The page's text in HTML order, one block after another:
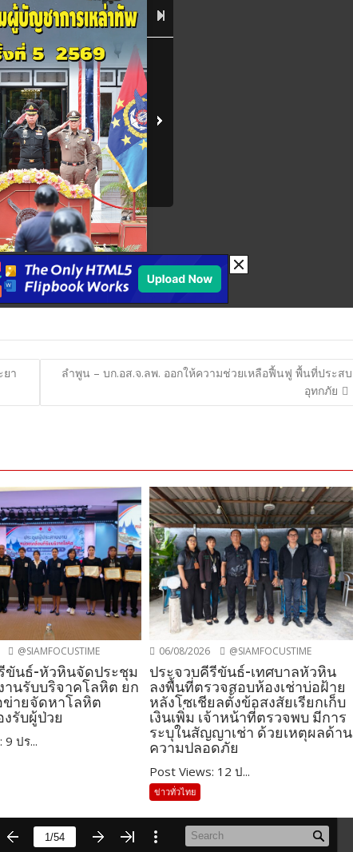
ยา
ลำพูน – บก.อส.จ.ลพ. ออกให้ความช่วยเหลือฟื้นฟู พื้นที่ประสบ
อุทกภัย
@SIAMFOCUSTIME
ขันธ์-หัวหินจัดประชุม
านรับบริจาคโลหิต ยก
ข่ายจัดหาโลหิต
รับผู้ป่วย
9 ปร...
06/08/2026 @SIAMFOCUSTIME
ประจวบคีรีขันธ์-เทศบาลหัวหิน
ลงพื้นที่ตรวจสอบห้องเช่าบ่อฝ้าย
หลังโซเชียลตั้งข้อสงสัยเรียกเก็บ
เงินเพิ่ม เจ้าหน้าที่ตรวจพบ มีการ
ระบุในสัญญาเช่า ด้วยเหตุผลด้าน
ความปลอดภัย
Post Views: 12 ป...
ข่าวทั่วไทย